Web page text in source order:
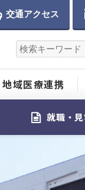
交通アクセス
地域医療連携
就職・